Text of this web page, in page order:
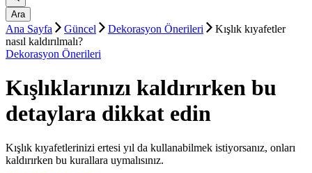
Ara
Ana Sayfa Güncel Dekorasyon Önerileri
Kışlık kıyafetler
nasıl kaldırılmalı?
Dekorasyon Önerileri
Kışlıklarınızı kaldırırken bu
detaylara dikkat edin
Kışlık kıyafetlerinizi ertesi yıl da kullanabilmek istiyorsanız, onları
kaldırırken bu kurallara uymalısınız.